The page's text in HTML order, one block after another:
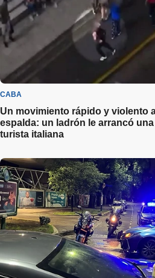
CABA
Un movimiento rápido y violento
espalda: un ladrón le arrancó
turista italiana